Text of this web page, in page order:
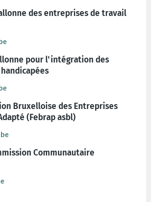
des entreprises de travail
pour l'intégration des
Bruxelloise des Entreprises
(Febrap asbl)
Communautaire